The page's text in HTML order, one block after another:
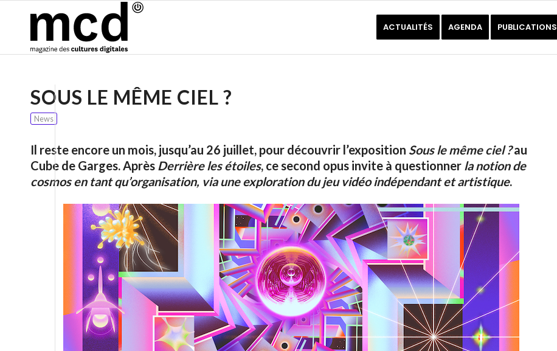
ACTUALITÉS AGENDA PUBLICATIONS
SOUS LE MÊME CIEL ?
News
Il reste encore un mois, jusqu’au 26 juillet, pour découvrir l’exposition Sous le même ciel ?au
Cube de Garges. Après Derrière les étoiles, ce second opus invite à questionner la notion de
cosmos en tant qu’organisation, via une exploration du jeu vidéo indépendant et artistique.